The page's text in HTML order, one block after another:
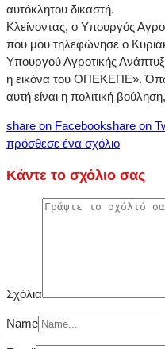
αυτόκλητου δικαστή.
Κλείνοντας, ο Υπουργός
που μου τηλεφώνησε ο
Υπουργού Αγροτικής
η εικόνα του ΟΠΕΚΕΠΕ».
αυτή είναι η πολιτική
share on Facebookshare on
πρόσθεσε ένα σχόλιο
Κάντε το σχόλιο σας
Σχόλια
Name